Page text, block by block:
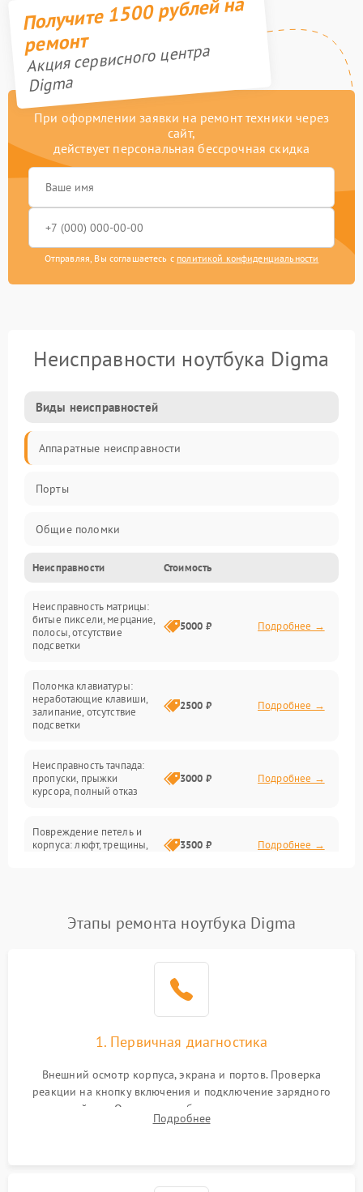
Получите 1500 рублей на
ремонт
Акция сервисного центра
Digma
При оформлении заявки на ремонт техники через
сайт,
действует персональная бессрочная скидка
Отправляя, Вы соглашаетесь с политикой конфиденциальности
Неисправности ноутбука Digma
Виды неисправностей
Аппаратные неисправности
Порты
Общие поломки
Устройства
Программные ошибки
Электрические и системные сбои
Интерфейсные проблемы
Батарея
Сеть и интернет
Неисправности Стоимость
Неисправность матрицы:
битые пиксели, мерцание,
полосы, отсутствие
подсветки
5000 ₽ Подробнее →
Поломка клавиатуры:
неработающие клавиши,
залипание, отсутствие
подсветки
2500 ₽ Подробнее →
Неисправность тачпада:
пропуски, прыжки
курсора, полный отказ
3000 ₽ Подробнее →
Повреждение петель и
корпуса: люфт, трещины,
3500 ₽ Подробнее →
невозможность зарядки,
2500 ₽ Подробнее →
2000 ₽
Перегрев из‑за пыли,
неисправности кулера
Выход из строя SSD или
HDD: медленная загрузка,
Этапы ремонта ноутбука Digma
1. Первичная диагностика
Внешний осмотр корпуса, экрана и портов. Проверка
реакции на кнопку включения и подключение зарядного
устройства. Оценка потребления тока с помощью
лабораторного блока питания для локализации проблемы.
Подробнее